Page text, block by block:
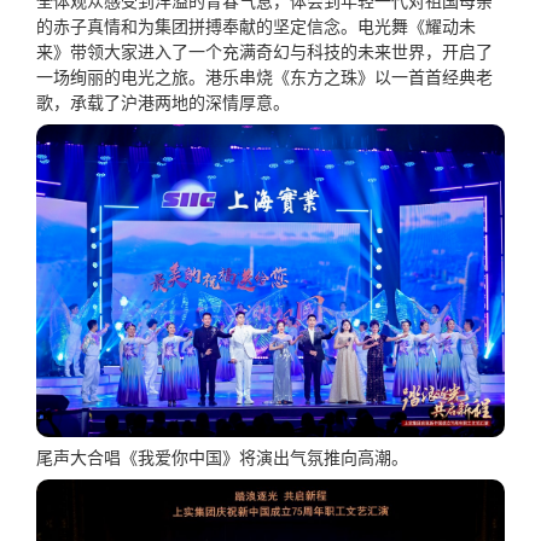
的赤子真情和为集团拼搏奉献的坚定信念。电光舞《耀动未
来》带领大家进入了一个充满奇幻与科技的未来世界，开启了
一场绚丽的电光之旅。港乐串烧《东方之珠》以一首首经典老
歌，承载了沪港两地的深情厚意。
尾声大合唱《我爱你中国》将演出气氛推向高潮。